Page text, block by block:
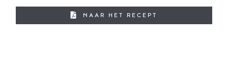
NAAR HET RECEPT